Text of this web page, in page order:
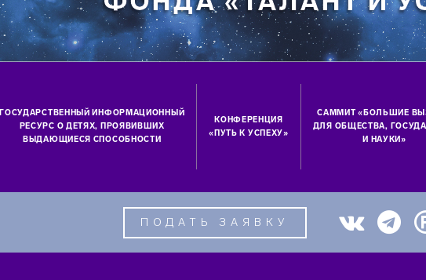
ГОСУДАРСТВЕННЫЙ ИНФОРМАЦИОННЫЙ
РЕСУРС О ДЕТЯХ, ПРОЯВИВШИХ
ВЫДАЮЩИЕСЯ СПОСОБНОСТИ
КОНФЕРЕНЦИЯ
«ПУТЬ К УСПЕХУ»
САММИТ «БОЛЬШИЕ
ДЛЯ ОБЩЕСТВА,
И НАУКИ»
ПОДАТЬ ЗАЯВКУ